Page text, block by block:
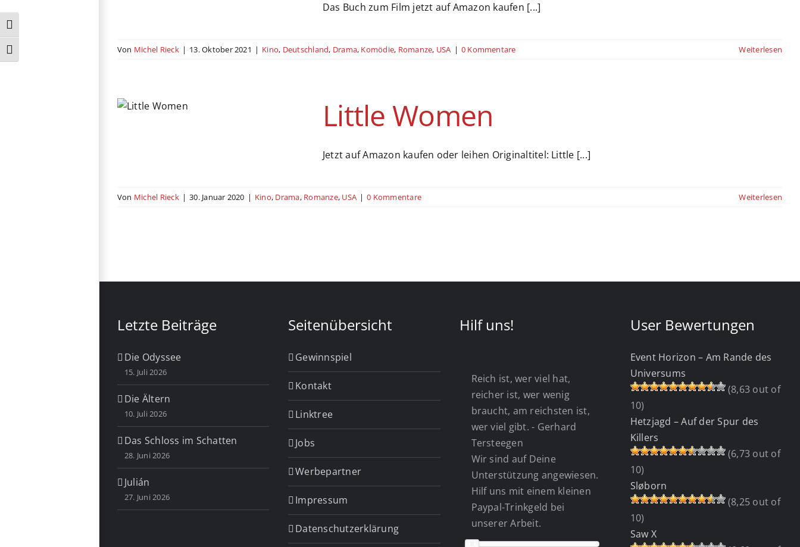
Umschalten auf hohe Kontraste
Schrift vergrößern
Das Buch zum Film jetzt auf Amazon kaufen [...]
Von Michel Rieck | 13. Oktober 2021 | Kino, Deutschland, Drama, Komödie, Romanze, USA | 0 Kommentare Weiterlesen
Little Women
Jetzt auf Amazon kaufen oder leihen Originaltitel: Little [...]
Von Michel Rieck | 30. Januar 2020 | Kino, Drama, Romanze, USA | 0 Kommentare Weiterlesen
Letzte Beiträge
Die Odyssee
15. Juli 2026
Die Ältern
10. Juli 2026
Das Schloss im Schatten
28. Juni 2026
Julián
27. Juni 2026
Seitenübersicht
Gewinnspiel
Kontakt
Linktree
Jobs
Werbepartner
Impressum
Datenschutzerklärung
Hilf uns!
Reich ist, wer viel hat,
reicher ist, wer wenig
braucht, am reichsten ist,
wer viel gibt. - Gerhard
Tersteegen
Wir sind auf Deine
Unterstützung angewiesen.
Hilf uns mit einem kleinen
Paypal-Trinkgeld bei
unserer Arbeit.
User Bewertungen
Event Horizon – Am Rande des
Universums
(8,63 out of
10)
Hetzjagd – Auf der Spur des
Killers
(6,73 out of
10)
Sløborn
(8,25 out of
10)
Saw X